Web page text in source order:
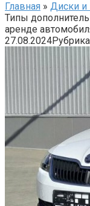
Главная » Диски
Типы
аренде
27.08.2024